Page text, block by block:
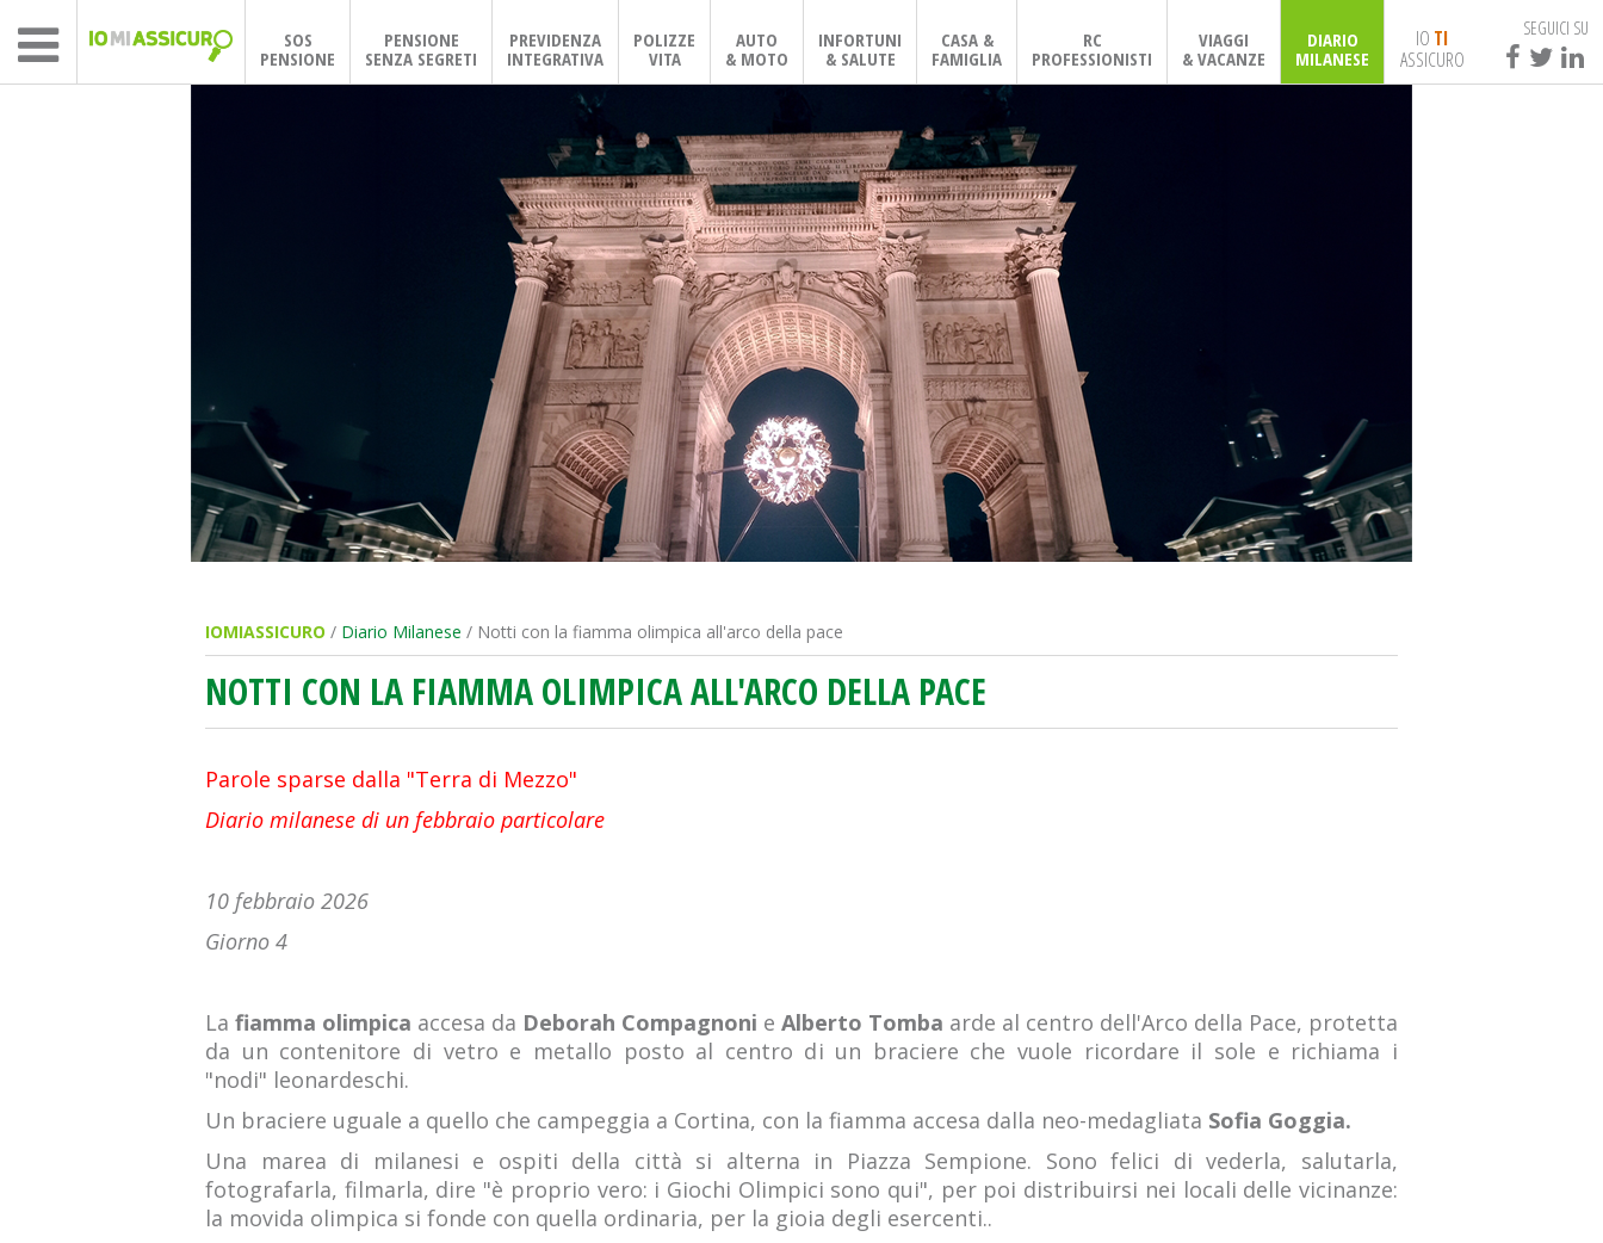
SOS
PENSIONE
PENSIONE
SENZA SEGRETI
PREVIDENZA
INTEGRATIVA
POLIZZE
VITA
AUTO
& MOTO
INFORTUNI
& SALUTE
CASA &
FAMIGLIA
RC
PROFESSIONISTI
VIAGGI
& VACANZE
DIARIO
MILANESE
IO TI
ASSICURO
SEGUICI SU
IOMIASSICURO / Diario Milanese / Notti con la fiamma olimpica all'arco della pace
NOTTI CON LA FIAMMA OLIMPICA ALL'ARCO DELLA PACE
Parole sparse dalla "Terra di Mezzo"
Diario milanese di un febbraio particolare
10 febbraio 2026
Giorno 4
La fiamma olimpica accesa da Deborah Compagnoni e Alberto Tomba arde al centro dell'Arco della Pace, protetta
da un contenitore di vetro e metallo posto al centro di un braciere che vuole ricordare il sole e richiama i
"nodi" leonardeschi.
Un braciere uguale a quello che campeggia a Cortina, con la fiamma accesa dalla neo-medagliata Sofia Goggia.
Una marea di milanesi e ospiti della città si alterna in Piazza Sempione. Sono felici di vederla, salutarla,
fotografarla, filmarla, dire "è proprio vero: i Giochi Olimpici sono qui", per poi distribuirsi nei locali delle vicinanze:
la movida olimpica si fonde con quella ordinaria, per la gioia degli esercenti..